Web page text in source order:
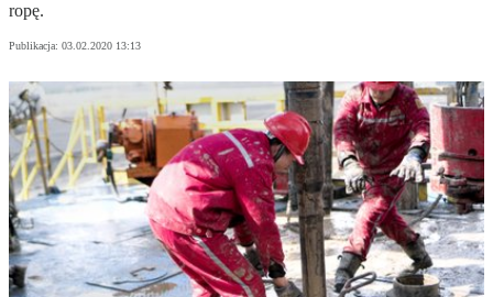
ropę.
Publikacja: 03.02.2020 13:13